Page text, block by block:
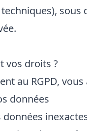
vos droits ?
au RGPD, vous
données